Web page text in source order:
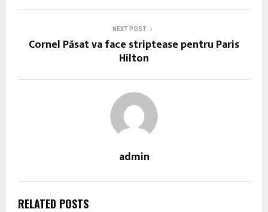
NEXT POST
Cornel Păsat va face striptease pentru Paris
Hilton
admin
RELATED POSTS